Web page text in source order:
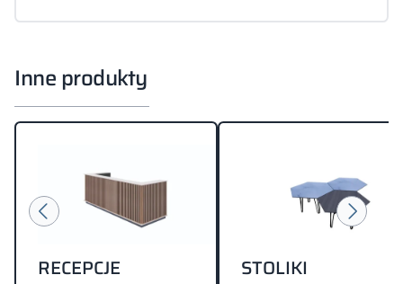
Inne produkty
RECEPCJE STOLIKI